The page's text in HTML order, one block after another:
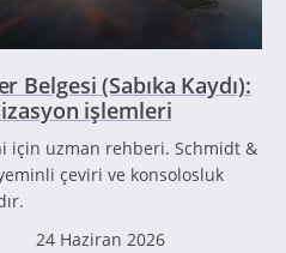
Belgesi (Sabıka Kaydı):
işlemleri
için uzman rehberi. Schmidt &
çeviri ve konsolosluk
24 Haziran 2026